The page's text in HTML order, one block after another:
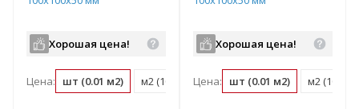
Хорошая цена!
Цена: шт (0.01 м2) м2 (100 шт) поддон (1080 шт)
Хорошая цена!
Цена: шт (0.01 м2) м2 (100